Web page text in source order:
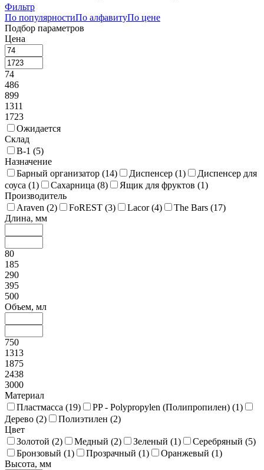
Фильтр
По популярностиПо алфавитуПо цене
Подбор параметров
Цена
74
486
899
1311
1723
Ожидается
Склад
В-1 (5)
Назначение
Барный организатор (14) Диспенсер (1)
Диспенсер для
соуса (1) Сахарница (8) Ящик для фруктов (1)
Производитель
Araven (2) FoREST (3) Lacor (4) The Bars (17)
Длина, мм
80
185
290
395
500
Объем, мл
750
1313
1875
2438
3000
Материал
Пластмасса (19) PP - Polypropylen (Полипропилен) (1)
Дерево (2) Полиэтилен (2)
Цвет
Золотой (2) Медный (2) Зеленый (1) Серебряный (5)
Бронзовый (1) Прозрачный (1) Оранжевый (1)
Высота, мм